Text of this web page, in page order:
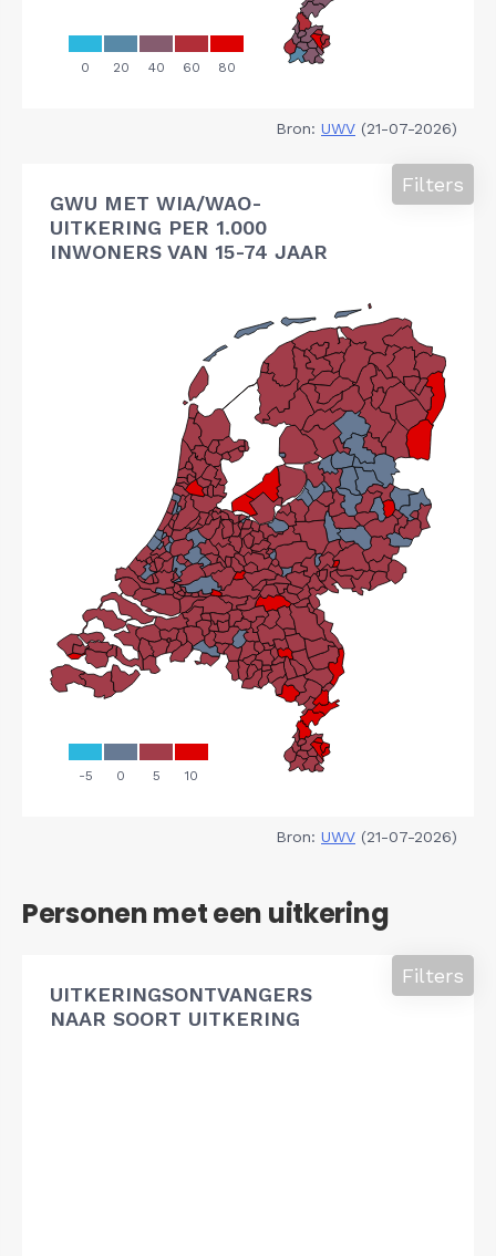
Bron: UWV (21-07-2026)
GWU MET WIA/WAO-
UITKERING PER 1.000
INWONERS VAN 15-74 JAAR
Filters
Bron: UWV (21-07-2026)
Personen met een uitkering
UITKERINGSONTVANGERS
NAAR SOORT UITKERING
Filters